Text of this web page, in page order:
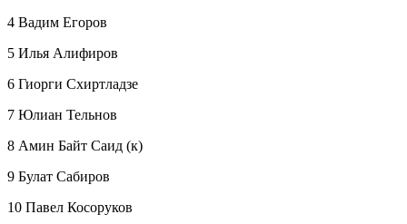
4 Вадим Егоров
5 Илья Алифиров
6 Гиорги Схиртладзе
7 Юлиан Тельнов
8 Амин Байт Саид (к)
9 Булат Сабиров
10 Павел Косоруков